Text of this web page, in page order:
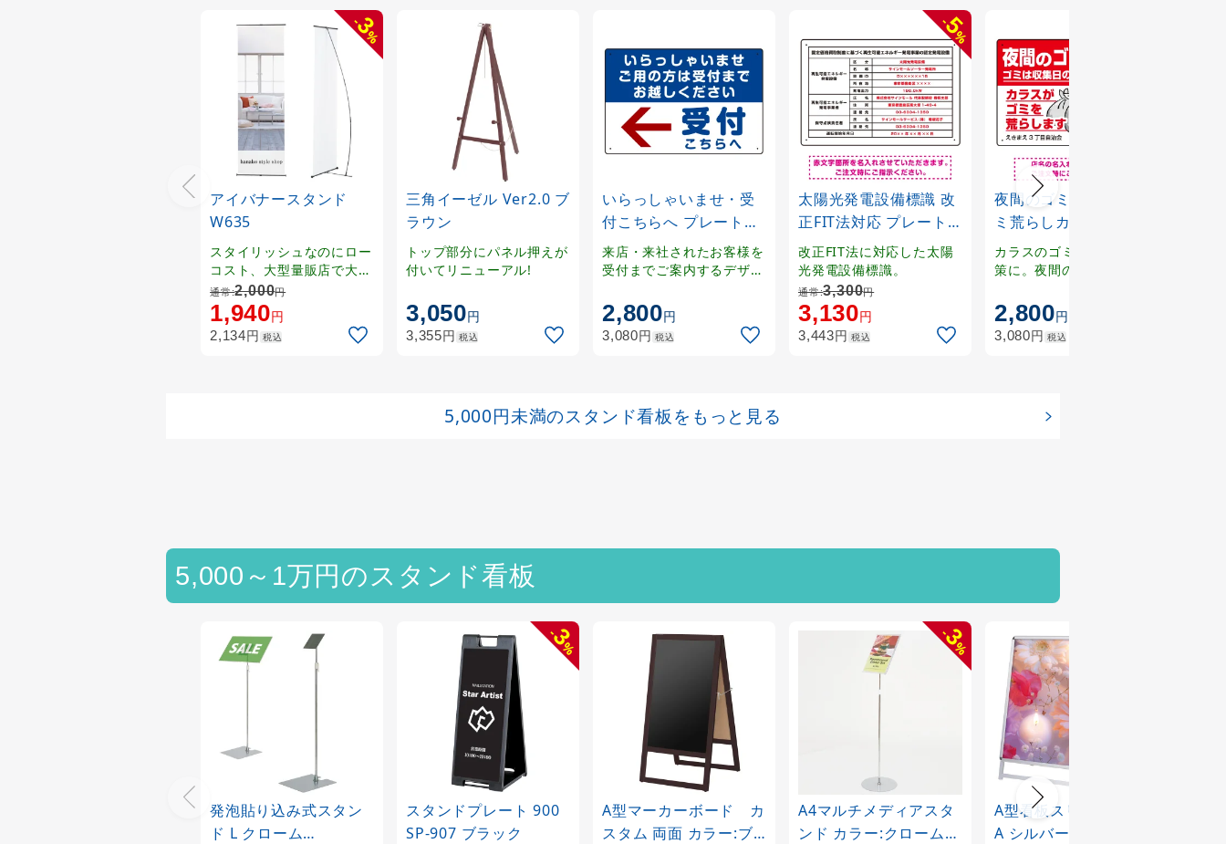
-
3
%
アイバナースタンド
W635
スタイリッシュなのにロー
コスト、大型量販店で大量
導入しやすい価格設定!！
一番人気のバナースタンド
です。
通常:2,000円
1,940円
2,134円 税込
三角イーゼル Ver2.0 ブ
ラウン
トップ部分にパネル押えが
付いてリニューアル!
3,050円
3,355円 税込
いらっしゃいませ・受
付こちらへ プレート看
板 左矢印 W450×H300
エコユニボード (SP-
来店・来社されたお客様を
受付までご案内するデザイ
2,800円
3,080円 税込
-
5
%
太陽光発電設備標識 改
正FIT法対応 プレート
看板 W450×H300 アル
ミ複合板 (SP-SMD639-
45x30A)
改正FIT法に対応した太陽
光発電設備標識。
通常:3,300円
3,130円
3,443円 税込
夜間のゴミ出し禁止 ゴ
ミ荒らしカラスイラス
ト付 プレート看板
W450×H300 エコユニ
45x30U)
カラスのゴミ荒らし被害対
策に。夜間のゴミ出しを禁
2,800円
3,080円 税込
5,000円未満のスタンド看板をもっと見る
5,000～1万円のスタンド看板
発泡貼り込み式スタン
ド L クローム
-
3
%
スタンドプレート 900
SP-907 ブラック
A型マーカーボード カ
スタム 両面 カラー:ブ
-
3
%
A4マルチメディアスタ
ンド カラー:クローム
A型看板スリムグリップ
A シルバー ロータイプ